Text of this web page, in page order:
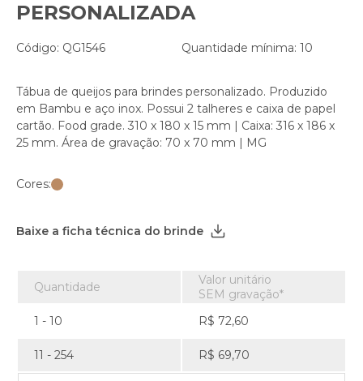
PERSONALIZADA
Código: QG1546 Quantidade mínima: 10
Tábua de queijos para brindes personalizado. Produzido
em Bambu e aço inox. Possui 2 talheres e caixa de papel
cartão. Food grade. 310 x 180 x 15 mm | Caixa: 316 x 186 x
25 mm. Área de gravação: 70 x 70 mm | MG
Cores:
Baixe a ficha técnica do brinde
Quantidade
Valor unitário
SEM gravação*
1 - 10
R$ 72,60
11 - 254 R$ 69,70